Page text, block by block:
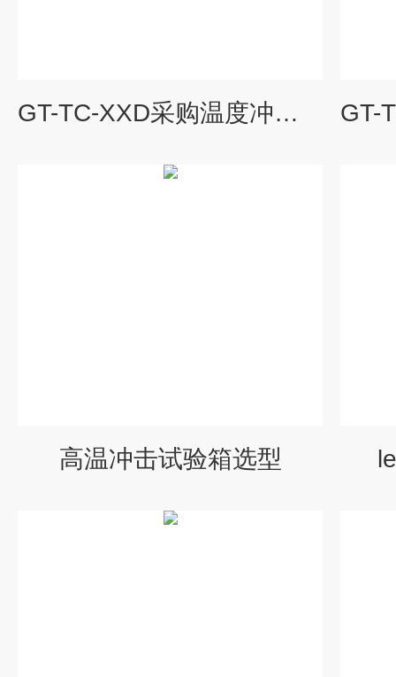
GT-TC-XXD采购温度冲击试验箱
高温冲击试验箱选型